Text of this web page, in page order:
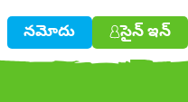
నమోదు సైన్ ఇన్